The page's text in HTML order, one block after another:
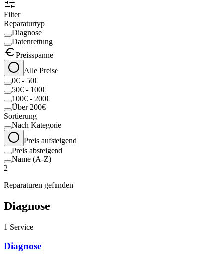
Filter
Reparaturtyp
Diagnose
Datenrettung
Preisspanne
Alle Preise
0€ - 50€
50€ - 100€
100€ - 200€
Über 200€
Sortierung
Nach Kategorie
Preis aufsteigend
Preis absteigend
Name (A-Z)
2
Reparaturen gefunden
Diagnose
1 Service
Diagnose